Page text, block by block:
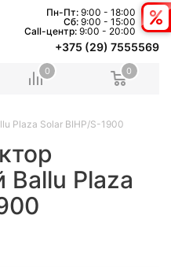
Пн-Пт: 9:00 - 18:00
Сб: 9:00 - 15:00
Сall-центр: 9:00 - 20:00
+375 (29) 7555569
0 0
Plaza Solar BIHP/S-1900
Plaza